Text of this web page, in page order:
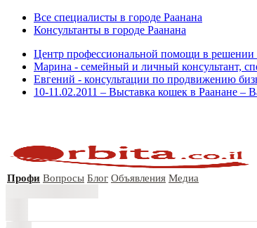
Все специалисты в городе Раанана
Консультанты в городе Раанана
Центр профессиональной помощи в
Марина - семейный и личный консультант,
Евгений - консультации по продвижению
10-11.02.2011 – Выставка кошек в Раанане
Профи Вопросы Блог Объявления Медиа